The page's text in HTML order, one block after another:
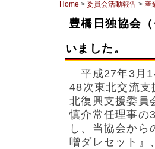
Home > 委員会活動報告 > 産
豊橋日独協会
いました。
平成27年3月
48次東北交流支
北復興支援委員
慎介常任理事の
し、当協会か
噌ダレセット』